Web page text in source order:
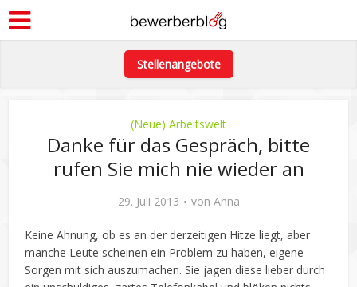
Stellenangebote
(Neue) Arbeitswelt
Danke für das Gespräch, bitte
rufen Sie mich nie wieder an
29. Juli 2013 von Anna
Keine Ahnung, ob es an der derzeitigen Hitze liegt, aber
manche Leute scheinen ein Problem zu haben, eigene
Sorgen mit sich auszumachen. Sie jagen diese lieber durch